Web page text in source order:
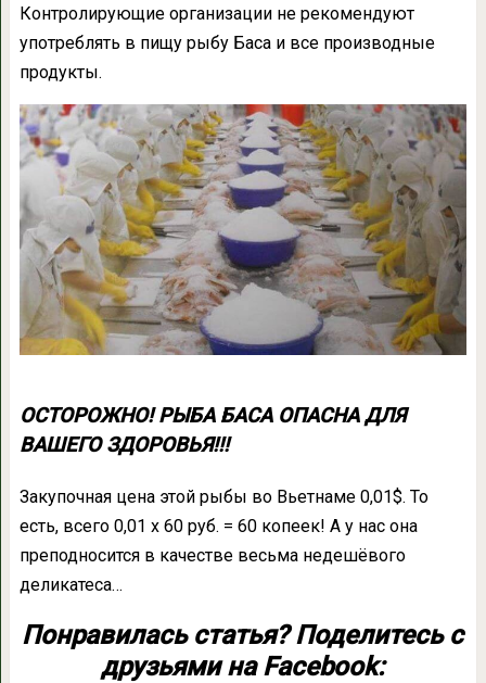
Контролирующие организации не рекомендуют
употреблять в пищу рыбу Баса и все производные
продукты.
ОСТОРОЖНО! РЫБА БАСА ОПАСНА ДЛЯ
ВАШЕГО ЗДОРОВЬЯ!!!
Закупочная цена этой рыбы во Вьетнаме 0,01$. То
есть, всего 0,01 х 60 руб. = 60 копеек! А у нас она
преподносится в качестве весьма недешёвого
деликатеса…
Понравилась статья? Поделитесь с
друзьями на Facebook: